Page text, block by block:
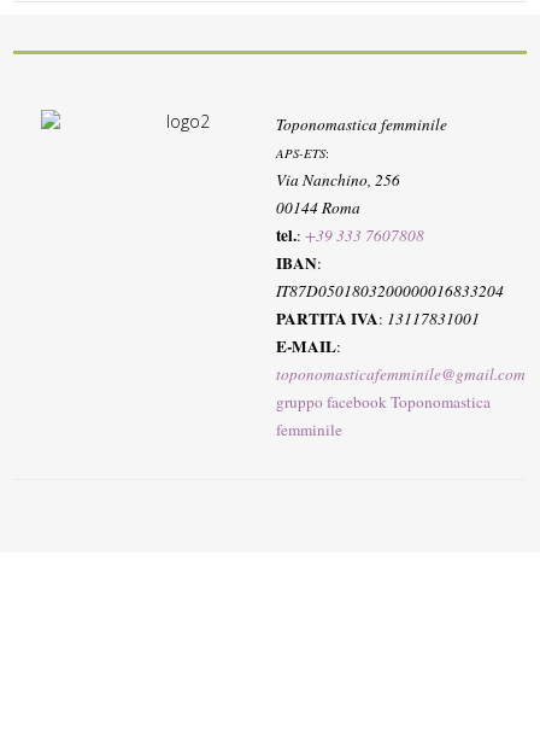
Toponomastica femminile
APS-ETS:
Via Nanchino, 256
00144 Roma
tel.:+39 333 7607808
IBAN:
IT87D0501803200000016833204
PARTITA IVA: 13117831001
E-MAIL:
toponomasticafemminile@gmail.com
gruppo facebook Toponomastica
femminile